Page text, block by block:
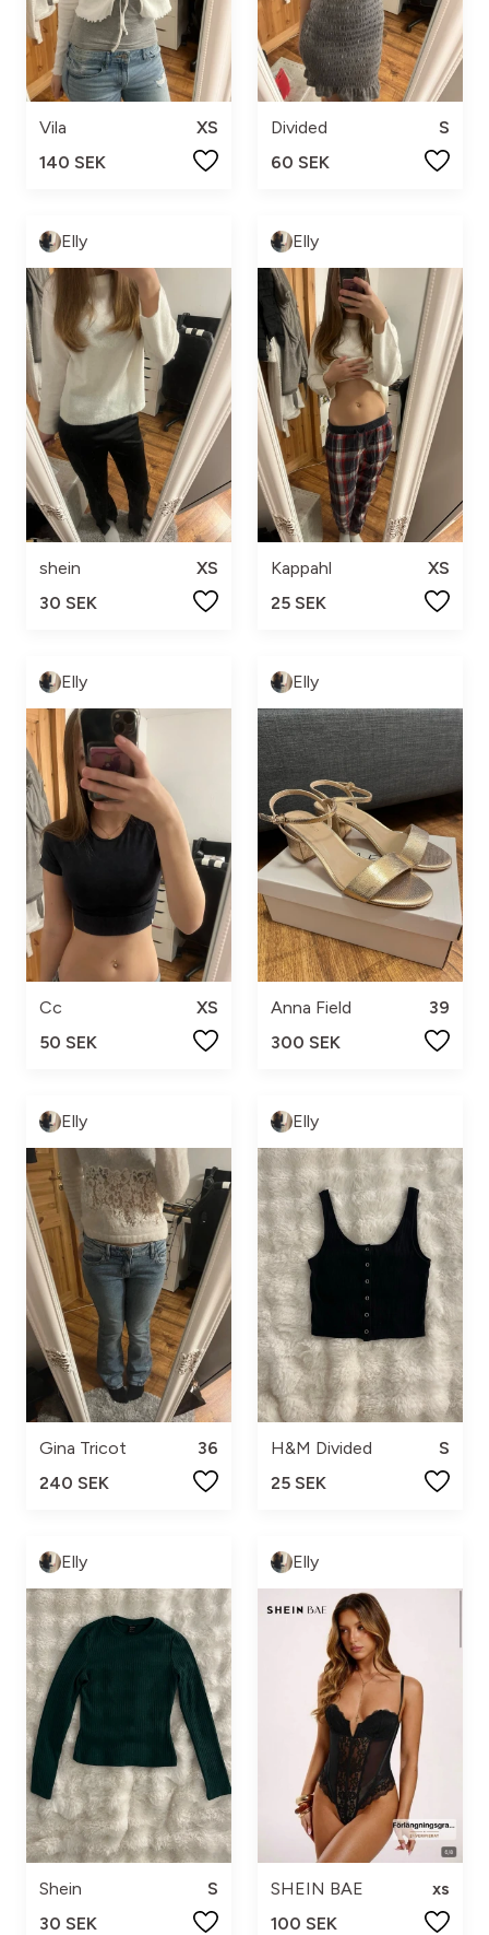
Vila
XS
140 SEK
Divided
S
60 SEK
Elly
shein
XS
30 SEK
Elly
Kappahl
XS
25 SEK
Elly
Cc
XS
50 SEK
Elly
Anna Field
39
300 SEK
Elly
Gina Tricot
36
240 SEK
Elly
H&M Divided
S
25 SEK
Elly
Shein
S
30 SEK
Elly
SHEIN BAE
xs
100 SEK